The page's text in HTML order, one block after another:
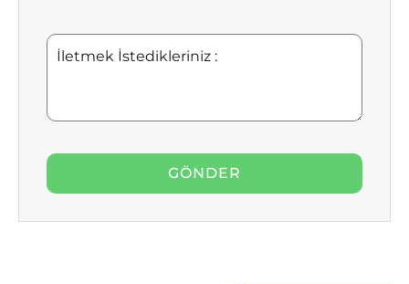
İletmek
İstedikleriniz